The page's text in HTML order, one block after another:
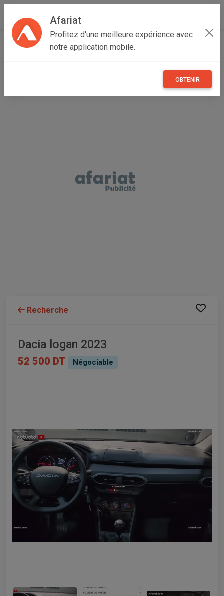
Afariat
Profitez d'une meilleure expérience avec
notre application mobile.
OBTENIR
Accueil Véhicules Grand Tunis
Recherche
Dacia logan 2023
52 500 DT Négociable